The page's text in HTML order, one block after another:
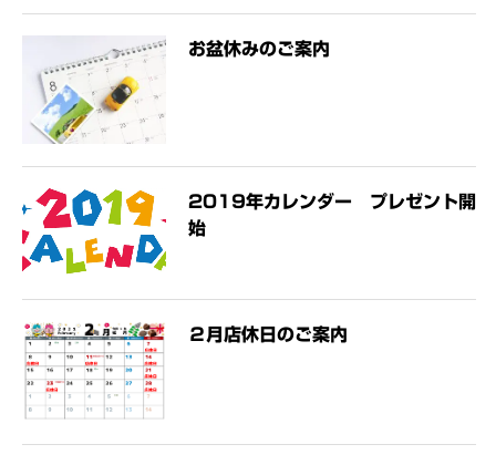
お盆休みのご案内
2019年カレンダー プレゼント開
始
２月店休日のご案内